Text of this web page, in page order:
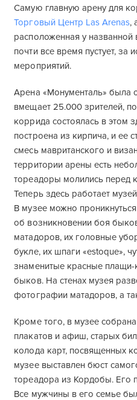
Самую главную арену для
Торговый Центр Las Arenas,
расположенная у названной
почти все время пустует, за
мероприятий.
Арена «Монументаль» была
вмещает 25.000 зрителей,
коррида состоялась в этом
построена из кирпича, и ее
смесь мавританского и
территории арены есть
тореадоры молились перед
Теперь здесь работает
В музее можно
об возникновении боя
матадоров, их головные
букле, их шпаги «еstoque»,
знаменитые красные плащи-
быков. На стенах музея
фотографии матадоров, а
Кроме того, в музее
плакатов и афиш, старых
колода карт, посвященных
музее выставлен бюст
тореадора из Кордобы. Его
Все мужчины в его семье